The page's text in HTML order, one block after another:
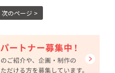
次のページ >